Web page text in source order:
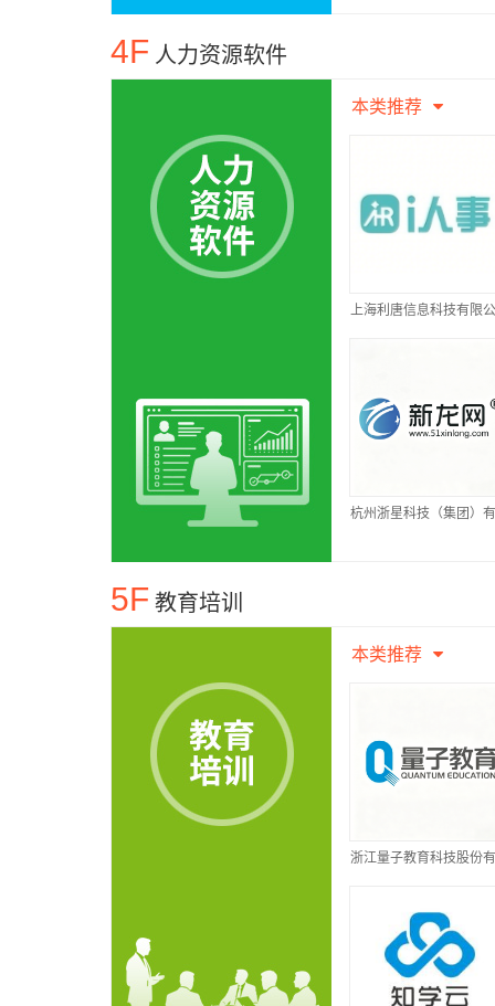
4F 人力资源软件
本类推荐
上海利唐信息科技有限
杭州浙星科技（集团）
5F 教育培训
本类推荐
浙江量子教育科技股份